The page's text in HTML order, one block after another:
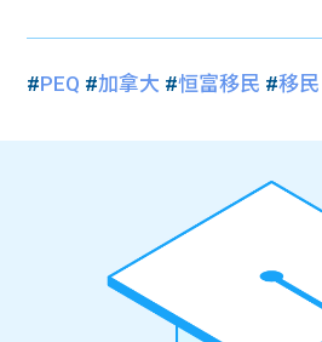
#PEQ #加拿大 #恒富移民 #移民